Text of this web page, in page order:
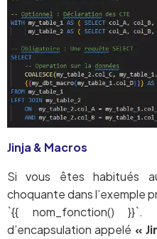
Jinja & Macros
Si vous êtes habitués
choquante dans l’exemple
`{{ nom_fonction() }}`.
d’encapsulation appelé «